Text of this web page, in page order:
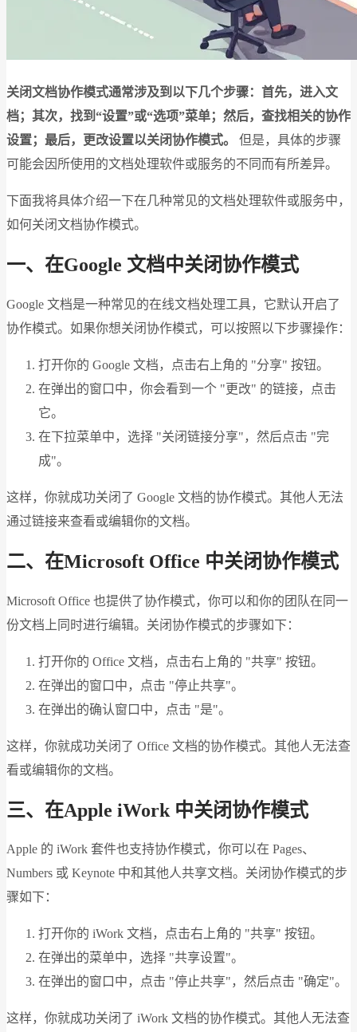
关闭文档协作模式通常涉及到以下几个步骤：首先，进入文
档；其次，找到“设置”或“选项”菜单；然后，查找相关的协作
设置；最后，更改设置以关闭协作模式。
但是，具体的步骤
可能会因所使用的文档处理软件或服务的不同而有所差异。
下面我将具体介绍一下在几种常见的文档处理软件或服务中，
如何关闭文档协作模式。
一、在Google 文档中关闭协作模式
Google 文档是一种常见的在线文档处理工具，它默认开启了
协作模式。如果你想关闭协作模式，可以按照以下步骤操作：
打开你的 Google 文档，点击右上角的 "分享" 按钮。
在弹出的窗口中，你会看到一个 "更改" 的链接，点击
它。
在下拉菜单中，选择 "关闭链接分享"，然后点击 "完
成"。
这样，你就成功关闭了 Google 文档的协作模式。其他人无法
通过链接来查看或编辑你的文档。
二、在Microsoft Office 中关闭协作模式
Microsoft Office 也提供了协作模式，你可以和你的团队在同一
份文档上同时进行编辑。关闭协作模式的步骤如下：
打开你的 Office 文档，点击右上角的 "共享" 按钮。
在弹出的窗口中，点击 "停止共享"。
在弹出的确认窗口中，点击 "是"。
这样，你就成功关闭了 Office 文档的协作模式。其他人无法查
看或编辑你的文档。
三、在Apple iWork 中关闭协作模式
Apple 的 iWork 套件也支持协作模式，你可以在 Pages、
Numbers 或 Keynote 中和其他人共享文档。关闭协作模式的步
骤如下：
打开你的 iWork 文档，点击右上角的 "共享" 按钮。
在弹出的菜单中，选择 "共享设置"。
在弹出的窗口中，点击 "停止共享"，然后点击 "确定"。
这样，你就成功关闭了 iWork 文档的协作模式。其他人无法查